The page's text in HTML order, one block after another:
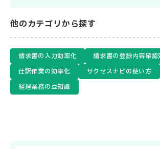
他のカテゴリから探す
請求書の入力効率化
請求書の登録内容確認
仕訳作業の効率化
サクセスナビの使い方
経理業務の豆知識